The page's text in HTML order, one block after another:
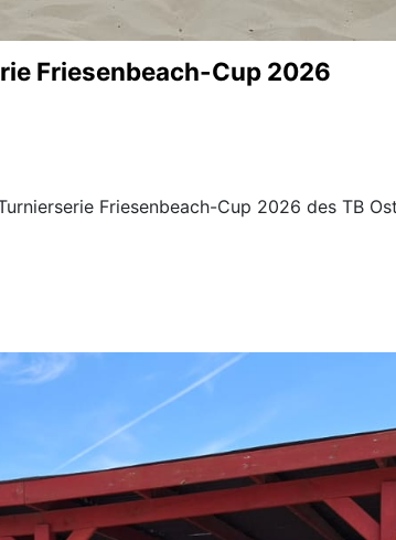
Friesenbeach-Cup 2026
Friesenbeach-Cup 2026 des TB